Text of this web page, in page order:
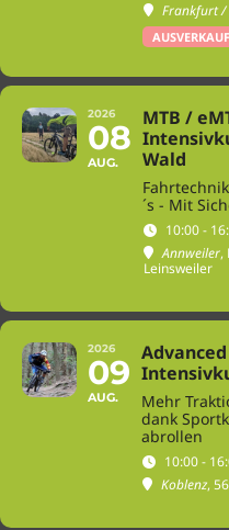
Frankfurt /
2026
08
AUG.
MTB /
Wald
´s - Mit
10:00 -
Annweiler,
Leinsweiler
2026
09
AUG.
Mehr
dank
abrollen
10:00 -
Koblenz,